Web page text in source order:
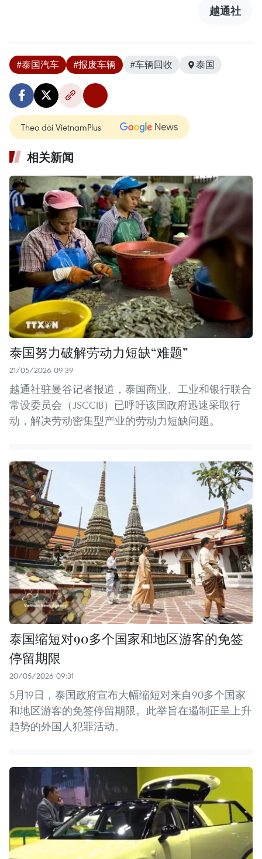
越通社
#泰国汽车 #报废车辆 #车辆回收 泰国
Theo dõi VietnamPlus
相关新闻
泰国努力破解劳动力短缺“难题”
21/05/2026 09:39
越通社驻曼谷记者报道，泰国商业、工业和银行联合
常设委员会（JSCCIB）已呼吁该国政府迅速采取行
动，解决劳动密集型产业的劳动力短缺问题。
泰国缩短对90多个国家和地区游客的免签
停留期限
20/05/2026 09:31
5月19日，泰国政府宣布大幅缩短对来自90多个国家
和地区游客的免签停留期限。此举旨在遏制正呈上升
趋势的外国人犯罪活动。